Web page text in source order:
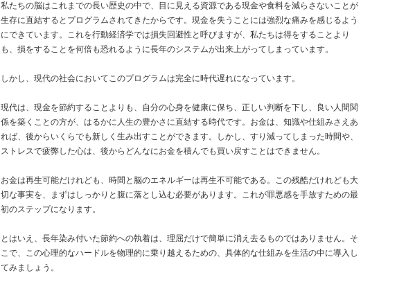
私たちの脳はこれまでの長い歴史の中で、目に見える資源である現金や食料を減らさないことが
生存に直結するとプログラムされてきたからです。現金を失うことには強烈な痛みを感じるよう
にできています。これを行動経済学では損失回避性と呼びますが、私たちは得をすることより
も、損をすることを何倍も恐れるように長年のシステムが出来上がってしまっています。
しかし、現代の社会においてこのプログラムは完全に時代遅れになっています。
現代は、現金を節約することよりも、自分の心身を健康に保ち、正しい判断を下し、良い人間関
係を築くことの方が、はるかに人生の豊かさに直結する時代です。お金は、知識や仕組みさえあ
れば、後からいくらでも新しく生み出すことができます。しかし、すり減ってしまった時間や、
ストレスで疲弊した心は、後からどんなにお金を積んでも買い戻すことはできません。
お金は再生可能だけれども、時間と脳のエネルギーは再生不可能である。この残酷だけれども大
切な事実を、まずはしっかりと腹に落とし込む必要があります。これが罪悪感を手放すための最
初のステップになります。
とはいえ、長年染み付いた節約への執着は、理屈だけで簡単に消え去るものではありません。そ
こで、この心理的なハードルを物理的に乗り越えるための、具体的な仕組みを生活の中に導入し
てみましょう。